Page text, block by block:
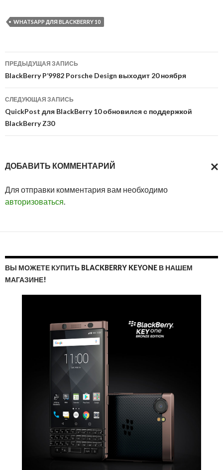
WHATSAPP ДЛЯ BLACKBERRY 10
Навигация
по
записям
ПРЕДЫДУЩАЯ ЗАПИСЬ
BlackBerry P’9982 Porsche Design выходит 20 ноября
СЛЕДУЮЩАЯ ЗАПИСЬ
QuickPost для BlackBerry 10 обновился с поддержкой
BlackBerry Z30
ДОБАВИТЬ КОММЕНТАРИЙ
Для отправки комментария вам необходимо
авторизоваться.
ВЫ МОЖЕТЕ КУПИТЬ BLACKBERRY KEYONE В НАШЕМ
МАГАЗИНЕ!